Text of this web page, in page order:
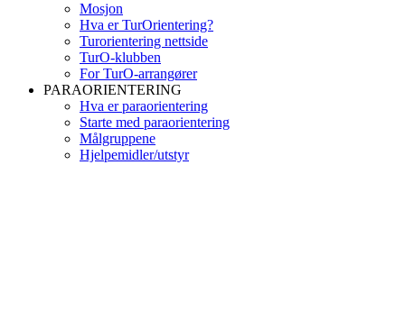
Mosjon
Hva er TurOrientering?
Turorientering nettside
TurO-klubben
For TurO-arrangører
PARAORIENTERING
Hva er paraorientering
Starte med paraorientering
Målgruppene
Hjelpemidler/utstyr